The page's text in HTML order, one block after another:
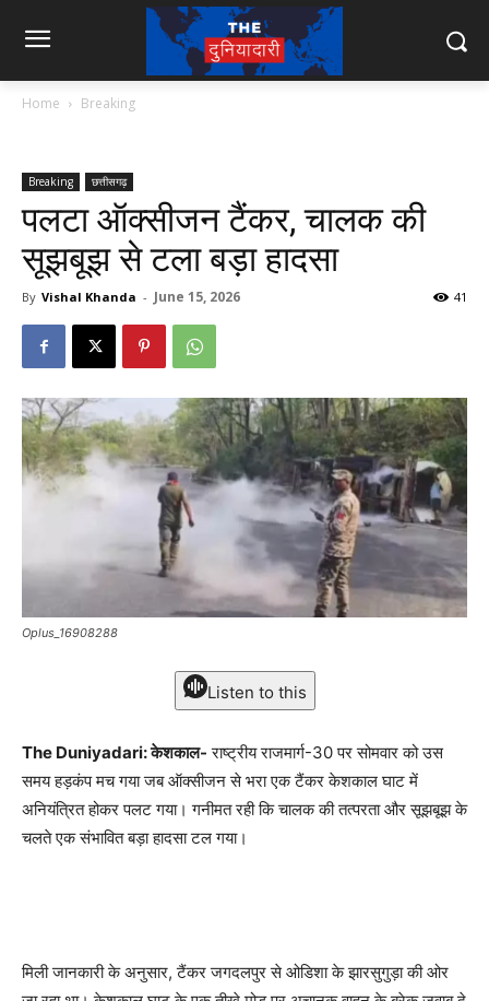
Home Breaking
Breaking छत्तीसगढ़
पलटा ऑक्सीजन टैंकर, चालक की
सूझबूझ से टला बड़ा हादसा
By Vishal Khanda - June 15, 2026 41
Oplus_16908288
Listen to this
The Duniyadari: केशकाल- राष्ट्रीय राजमार्ग-30 पर सोमवार को उस
समय हड़कंप मच गया जब ऑक्सीजन से भरा एक टैंकर केशकाल घाट में
अनियंत्रित होकर पलट गया। गनीमत रही कि चालक की तत्परता और सूझबूझ के
चलते एक संभावित बड़ा हादसा टल गया।
मिली जानकारी के अनुसार, टैंकर जगदलपुर से ओडिशा के झारसुगुड़ा की ओर